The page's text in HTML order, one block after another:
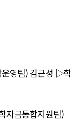
운영팀) 김근성 ▷학
자금통합지원팀)